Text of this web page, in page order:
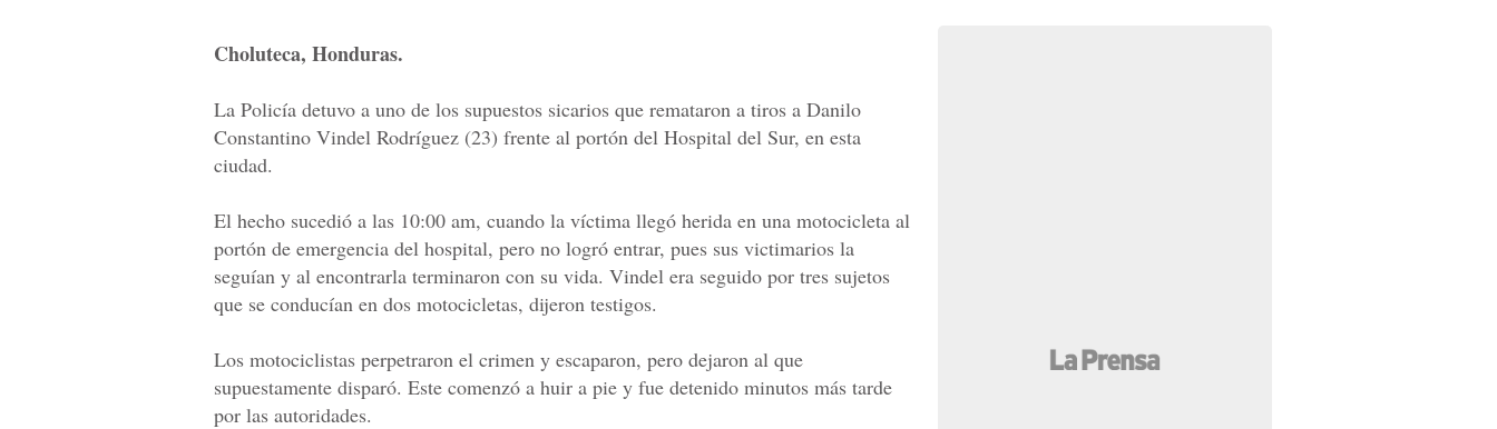
Choluteca, Honduras.
La Policía detuvo a uno de los supuestos sicarios que remataron a tiros a Danilo
Constantino Vindel Rodríguez (23) frente al portón del Hospital del Sur, en esta
ciudad.
El hecho sucedió a las 10:00 am, cuando la víctima llegó herida en una motocicleta al
portón de emergencia del hospital, pero no logró entrar, pues sus victimarios la
seguían y al encontrarla terminaron con su vida. Vindel era seguido por tres sujetos
que se conducían en dos motocicletas, dijeron testigos.
Los motociclistas perpetraron el crimen y escaparon, pero dejaron al que
supuestamente disparó. Este comenzó a huir a pie y fue detenido minutos más tarde
por las autoridades.